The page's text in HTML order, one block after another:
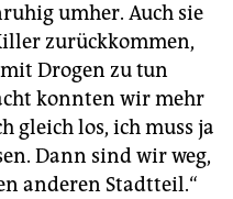
umher. Auch sie
zurückkommen,
Drogen zu tun
konnten wir mehr
gleich los, ich muss ja
Dann sind wir weg,
anderen Stadtteil.“